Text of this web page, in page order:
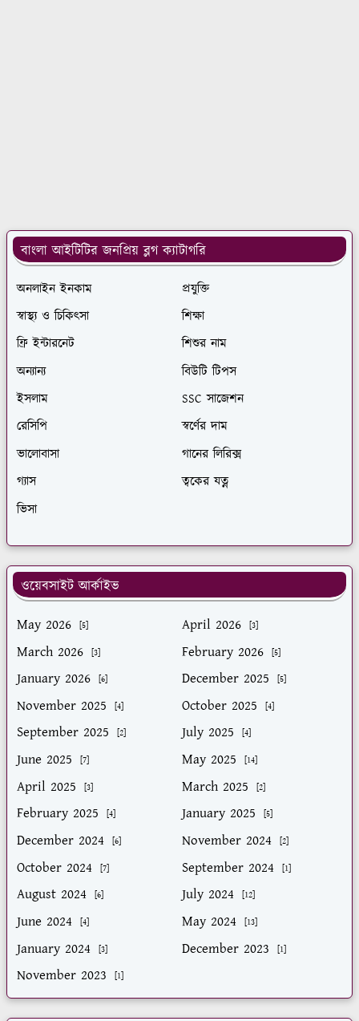
বাংলা আইটিটির জনপ্রিয় ব্লগ ক্যাটাগরি
অনলাইন ইনকাম
প্রযুক্তি
স্বাস্থ্য ও চিকিৎসা
শিক্ষা
ফ্রি ইন্টারনেট
শিশুর নাম
অন্যান্য
বিউটি টিপস
ইসলাম
SSC সাজেশন
রেসিপি
স্বর্ণের দাম
ভালোবাসা
গানের লিরিক্স
গ্যাস
ত্বকের যত্ন
ভিসা
ওয়েবসাইট আর্কাইভ
May 2026
[5] April 2026 [3]
March 2026 [3] February 2026 [5]
January 2026 [6] December 2025 [5]
November 2025 [4] October 2025 [4]
September 2025 [2] July 2025 [4]
June 2025 [7] May 2025 [14]
April 2025 [3] March 2025 [2]
February 2025 [4] January 2025 [5]
December 2024 [6] November 2024 [2]
October 2024 [7] September 2024 [1]
August 2024 [6] July 2024 [12]
June 2024 [4] May 2024 [13]
January 2024 [3] December 2023 [1]
November 2023 [1]